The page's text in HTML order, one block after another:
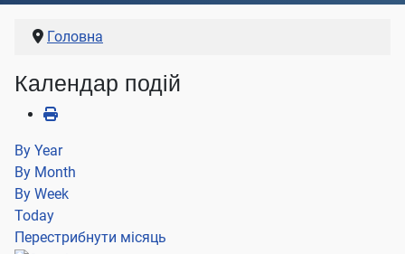
Головна
Календар подій
By Year
By Month
By Week
Today
Перестрибнути місяць